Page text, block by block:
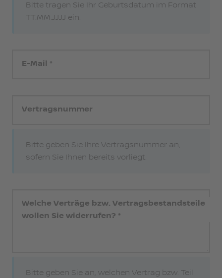
Bitte tragen Sie Ihr Geburtsdatum im Format
TT.MM.JJJJ ein.
E-Mail
Vertragsnummer
Bitte geben Sie Ihre Vertragsnummer an,
sofern Sie Ihnen bereits vorliegt.
Welche Verträge bzw. Vertragsbestandsteile
wollen Sie widerrufen?
Bitte geben Sie an, welchen Vertrag bzw. Teil